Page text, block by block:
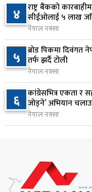
८
कार्यकारी आदेश
८ घण्टा अघि
९ राप्रपाको
८ घण्टा अघि
१०
२५० रुपैयाँको
जिते १० लाख
८ घण्टा अघि
४ राष्ट्र बैंकको
सीईओलाई ५ लाख
नेपाल नक्सा
५ ब्रोड पिकमा दिवंगत
तर्फ झर्दै टोली
नेपाल नक्सा
६ कांग्रेसभित्र एकता र
जोड्ने’ अभियान
नेपाल नक्सा